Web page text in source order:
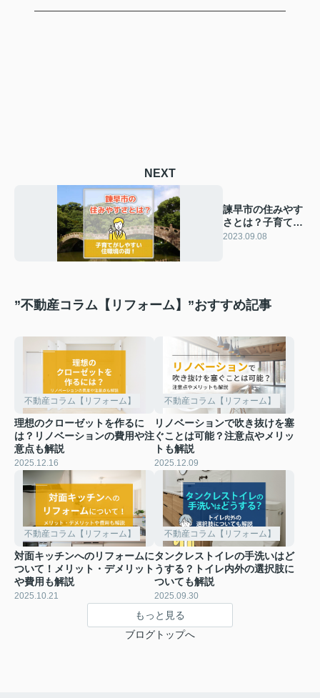
NEXT
諫早市の住みやす
さとは？子育てが
しやすい住環境の
2023.09.08
”不動産コラム【リフォーム】”おすすめ記事
不動産コラム【リフォーム】
理想のクローゼットを作るに
は？リノベーションの費用や注
意点も解説
2025.12.16
不動産コラム【リフォーム】
リノベーションで吹き抜けを塞
ぐことは可能？注意点やメリッ
トも解説
2025.12.09
不動産コラム【リフォーム】
対面キッチンへのリフォームに
ついて！メリット・デメリット
や費用も解説
2025.10.21
不動産コラム【リフォーム】
タンクレストイレの手洗いはど
うする？トイレ内外の選択肢に
ついても解説
2025.09.30
もっと見る
ブログトップへ